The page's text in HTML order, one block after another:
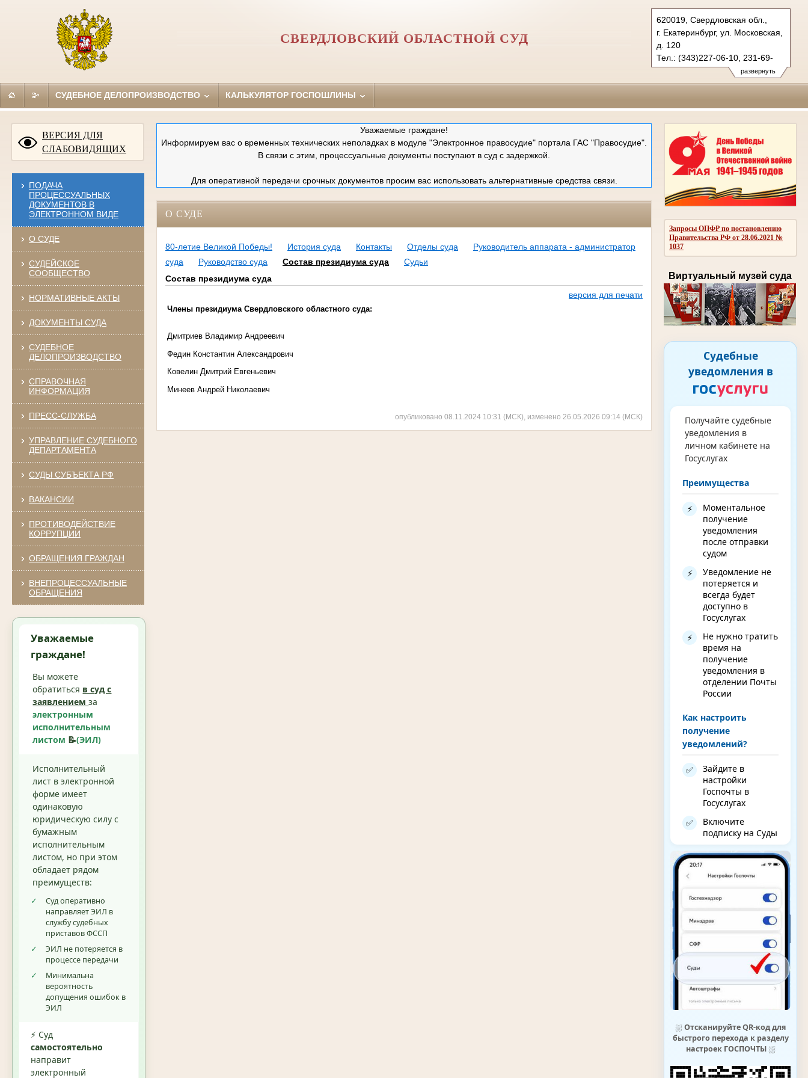
развернуть
620019, Свердловская обл.,
г. Екатеринбург, ул. Московская,
д. 120
Тел.: (343)227-06-10, 231-69-
89 (ф)
mail@ekboblsud.ru
СВЕРДЛОВСКИЙ ОБЛАСТНОЙ СУД
СУДЕБНОЕ ДЕЛОПРОИЗВОДСТВО КАЛЬКУЛЯТОР ГОСПОШЛИНЫ
ВЕРСИЯ ДЛЯ
СЛАБОВИДЯЩИХ
ПОДАЧА
ПРОЦЕССУАЛЬНЫХ
ДОКУМЕНТОВ В
ЭЛЕКТРОННОМ ВИДЕ
О СУДЕ
СУДЕЙСКОЕ
СООБЩЕСТВО
НОРМАТИВНЫЕ АКТЫ
ДОКУМЕНТЫ СУДА
СУДЕБНОЕ
ДЕЛОПРОИЗВОДСТВО
СПРАВОЧНАЯ
ИНФОРМАЦИЯ
ПРЕСС-СЛУЖБА
УПРАВЛЕНИЕ СУДЕБНОГО
ДЕПАРТАМЕНТА
СУДЫ СУБЪЕКТА РФ
ВАКАНСИИ
ПРОТИВОДЕЙСТВИЕ
КОРРУПЦИИ
ОБРАЩЕНИЯ ГРАЖДАН
ВНЕПРОЦЕССУАЛЬНЫЕ
ОБРАЩЕНИЯ
Уважаемые
граждане!
Вы можете
обратиться в суд с
заявлениемза
электронным
исполнительным
листом 📝(ЭИЛ)
Исполнительный
лист в электронной
форме имеет
одинаковую
юридическую силу с
бумажным
исполнительным
листом, но при этом
обладает рядом
преимуществ:
✓
Суд оперативно
направляет ЭИЛ в
службу судебных
приставов ФССП
✓
ЭИЛ не потеряется в
процессе передачи
✓
Минимальна
вероятность
допущения ошибок в
ЭИЛ
⚡ Суд
самостоятельно
направит
электронный
Запросы ОПФР по постановлению
Правительства РФ от 28.06.2021 №
1037
Виртуальный музей суда
Судебные
уведомления в
Получайте судебные
уведомления в
личном кабинете на
Госуслугах
Преимущества
⚡
Моментальное
получение
уведомления
после отправки
судом
⚡
Уведомление не
потеряется и
всегда будет
доступно в
Госуслугах
⚡
Не нужно тратить
время на
получение
уведомления в
отделении Почты
России
Как настроить
получение
уведомлений?
✅
Зайдите в
настройки
Госпочты в
Госуслугах
✅
Включите
подписку на Суды
⛆ Отсканируйте QR-код для
быстрого перехода к разделу
настроек ГОСПОЧТЫ⛆
Уважаемые граждане!
Информируем вас о временных технических неполадках в модуле "Электронное правосудие" портала ГАС "Правосудие".
В связи с этим, процессуальные документы поступают в суд с задержкой.
Для оперативной передачи срочных документов просим вас использовать альтернативные средства связи.
О СУДЕ
80-летие Великой Победы! История суда Контакты Отделы суда
Руководитель аппарата - администратор
суда
Руководство суда Состав президиума суда
Судьи
Состав президиума суда
версия для печати
Члены президиума Свердловского областного суда:
Дмитриев Владимир Андреевич
Федин Константин Александрович
Ковелин Дмитрий Евгеньевич
Минеев Андрей Николаевич
опубликовано 08.11.2024 10:31 (МСК), изменено 26.05.2026 09:14 (МСК)